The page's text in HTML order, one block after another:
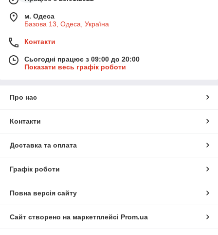
м. Одеса
Базова 13, Одеса, Україна
Контакти
Сьогодні працює з 09:00 до 20:00
Показати весь графік роботи
Про нас
Контакти
Доставка та оплата
Графік роботи
Повна версія сайту
Сайт створено на маркетплейсі Prom.ua